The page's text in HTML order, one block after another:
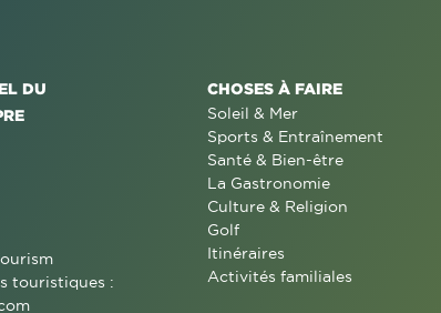
DU
touristiques :
CHOSES À FAIRE
Soleil & Mer
Sports & Entraînement
Santé & Bien-être
La Gastronomie
Culture & Religion
Golf
Itinéraires
Activités familiales